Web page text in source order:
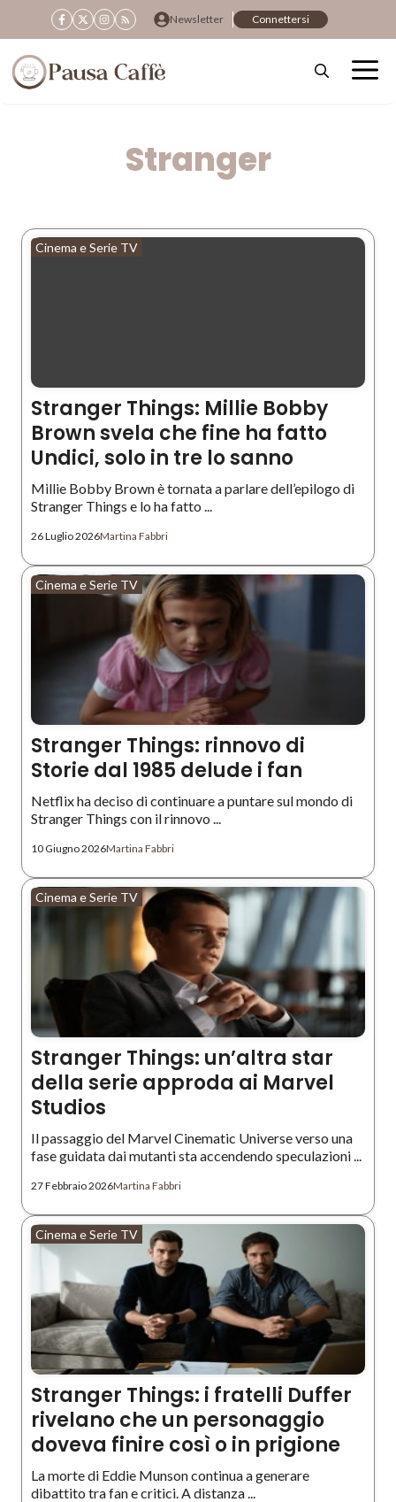
al
contenuto
Newsletter Connettersi
Stranger
Cinema e Serie TV
Stranger Things: Millie Bobby
Brown svela che fine ha fatto
Undici, solo in tre lo sanno
Millie Bobby Brown è tornata a parlare dell’epilogo di
Stranger Things e lo ha fatto ...
26 Luglio 2026Martina Fabbri
Cinema e Serie TV
Stranger Things: rinnovo di
Storie dal 1985 delude i fan
Netflix ha deciso di continuare a puntare sul mondo di
Stranger Things con il rinnovo ...
10 Giugno 2026Martina Fabbri
Cinema e Serie TV
Stranger Things: un’altra star
della serie approda ai Marvel
Studios
Il passaggio del Marvel Cinematic Universe verso una
fase guidata dai mutanti sta accendendo speculazioni ...
27 Febbraio 2026Martina Fabbri
Cinema e Serie TV
Stranger Things: i fratelli Duffer
rivelano che un personaggio
doveva finire così o in prigione
La morte di Eddie Munson continua a generare
dibattito tra fan e critici. A distanza ...